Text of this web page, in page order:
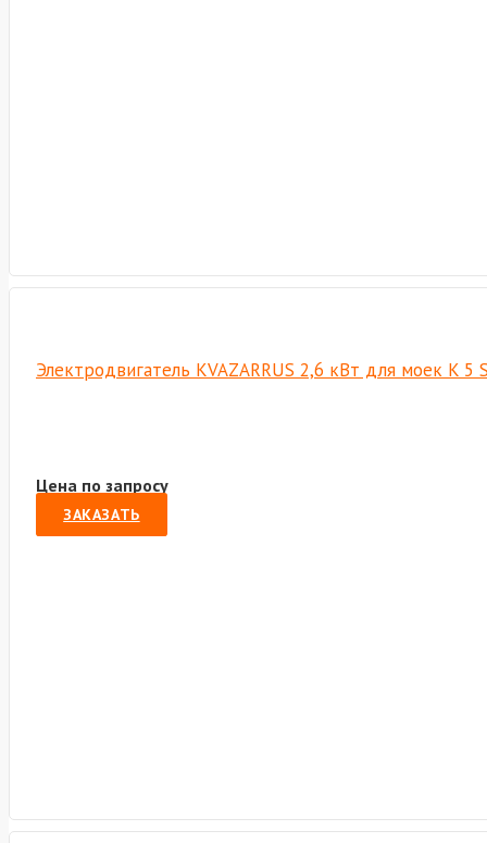
Электродвигатель KVAZARRUS 2,6 кВт для моек K
Цена по запросу
ЗАКАЗАТЬ